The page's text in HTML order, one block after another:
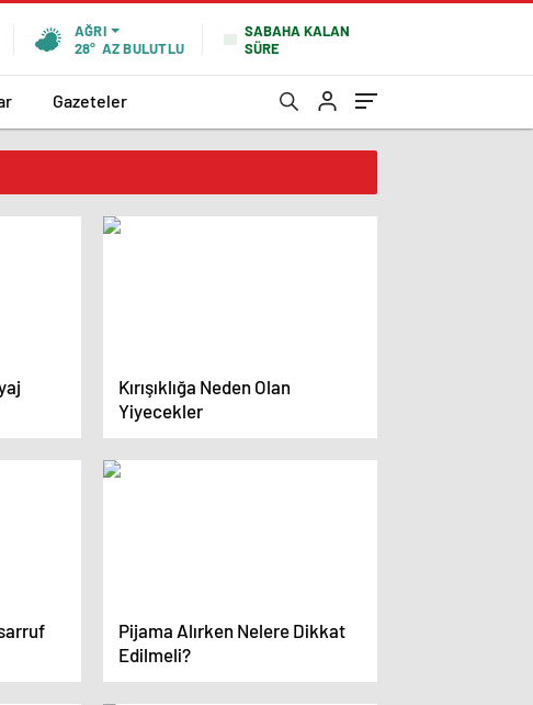
AĞRI
28° AZ BULUTLU
SABAHA KALAN
SÜRE
Gazeteler
Kırışıklığa Neden Olan
Yiyecekler
Pijama Alırken Nelere Dikkat
Edilmeli?